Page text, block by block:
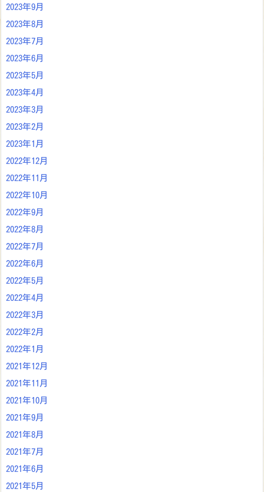
2023年9月
2023年8月
2023年7月
2023年6月
2023年5月
2023年4月
2023年3月
2023年2月
2023年1月
2022年12月
2022年11月
2022年10月
2022年9月
2022年8月
2022年7月
2022年6月
2022年5月
2022年4月
2022年3月
2022年2月
2022年1月
2021年12月
2021年11月
2021年10月
2021年9月
2021年8月
2021年7月
2021年6月
2021年5月